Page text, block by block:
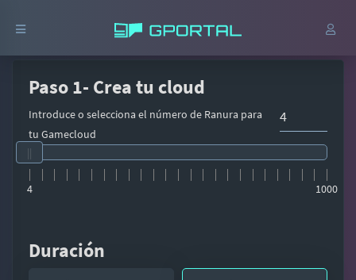
Paso 1- Crea tu cloud
Introduce o selecciona el número de Ranura para
tu Gamecloud
4 1000
Duración